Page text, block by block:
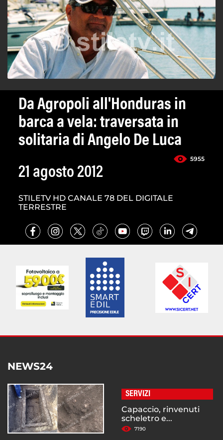
Da Agropoli all'Honduras in
barca a vela: traversata in
solitaria di Angelo De Luca
5955
21 agosto 2012
STILETV HD CANALE 78 DEL DIGITALE
TERRESTRE
NEWS24
SERVIZI
Capaccio, rinvenuti
scheletro e...
7190